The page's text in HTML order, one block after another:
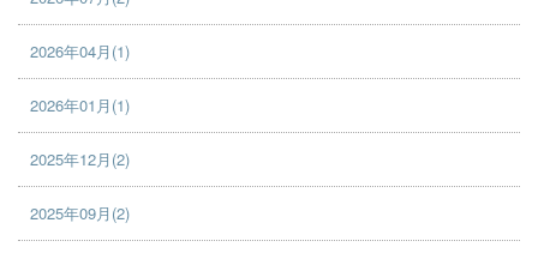
2026年04月(1)
2026年01月(1)
2025年12月(2)
2025年09月(2)